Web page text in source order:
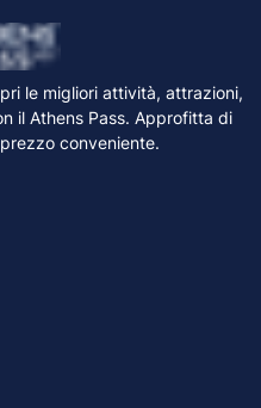
le migliori attività, attrazioni,
il Athens Pass. Approfitta di
conveniente.